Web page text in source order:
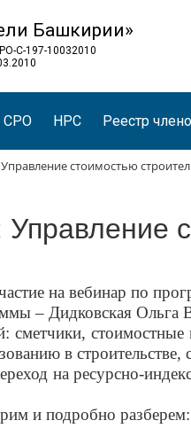
Башкирии»
С-197-10032010
СРО НРС Реестр
стоимостью
на вебинар по
– Дидковская Ольга
стоимостные
в строительстве,
на ресурсно-
и подробно разберем: